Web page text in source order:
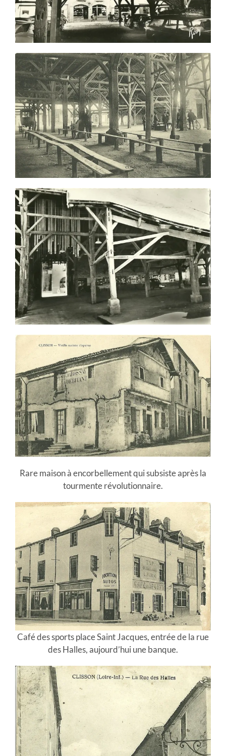
Rare maison à encorbellement qui subsiste après la
tourmente révolutionnaire.
Café des sports place Saint Jacques, entrée de la rue
des Halles, aujourd’hui une banque.